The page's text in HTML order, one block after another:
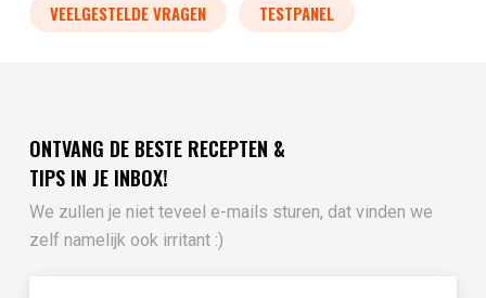
VEELGESTELDE VRAGEN TESTPANEL
ONTVANG DE BESTE RECEPTEN &
TIPS IN JE INBOX!
We zullen je niet teveel e-mails sturen, dat vinden we
zelf namelijk ook irritant :)